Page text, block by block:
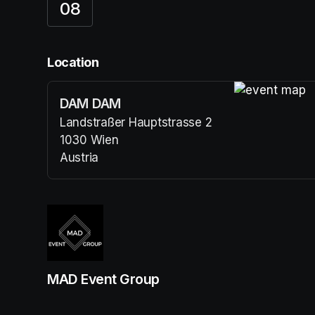
08
Location
DAM DAM
Landstraßer Hauptstrasse 2
1030 Wien
Austria
(opens in a new tab)
MAD Event Group